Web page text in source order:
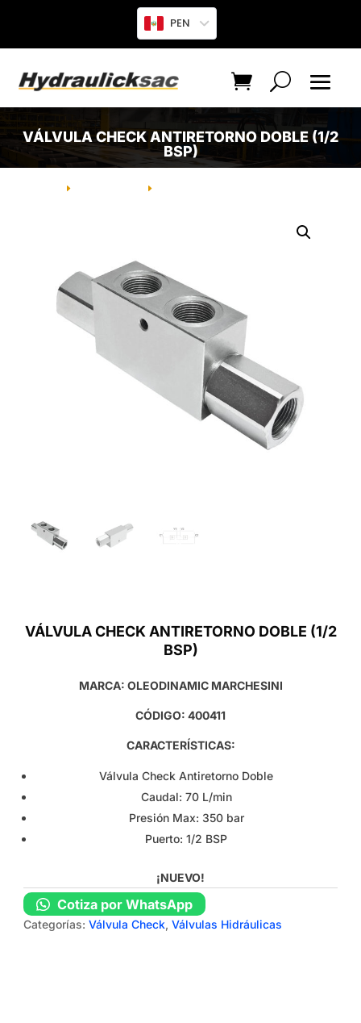
PEN
VÁLVULA CHECK ANTIRETORNO DOBLE (1/2
BSP)
E E
VÁLVULA CHECK ANTIRETORNO DOBLE (1/2
BSP)
MARCA: OLEODINAMIC MARCHESINI
CÓDIGO: 400411
CARACTERÍSTICAS:
Válvula Check Antiretorno Doble
Caudal: 70 L/min
Presión Max: 350 bar
Puerto: 1/2 BSP
¡NUEVO!
Cotiza por WhatsApp
Categorías:Válvula Check,Válvulas Hidráulicas